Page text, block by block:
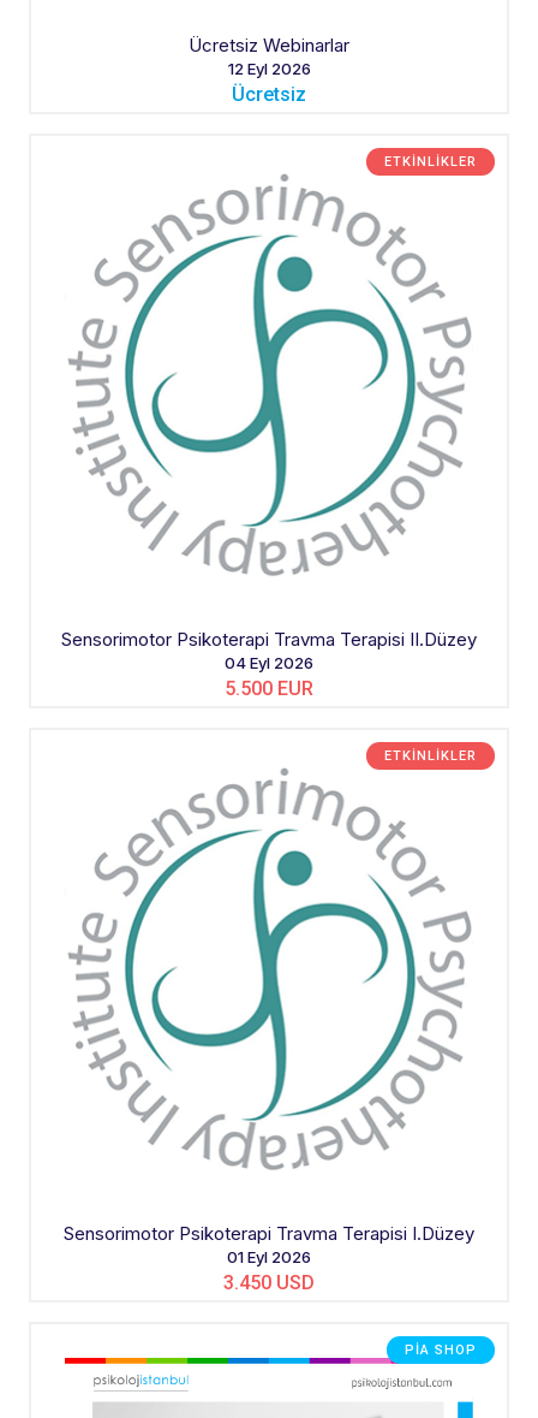
Ücretsiz Webinarlar
12 Eyl 2026
Ücretsiz
ETKINLIKLER
Sensorimotor Psikoterapi Travma Terapisi II.Düzey
04 Eyl 2026
5.500 EUR
ETKINLIKLER
Sensorimotor Psikoterapi Travma Terapisi I.Düzey
01 Eyl 2026
3.450 USD
PIA SHOP